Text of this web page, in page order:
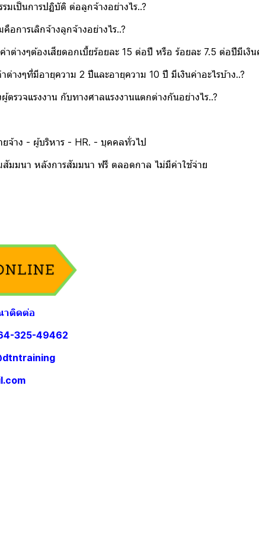
มเป็นการปฏิบัติ ต่อลูกจ้างอย่างไร..?
อการเลิกจ้างลูกจ้างอย่างไร..?
ต่างๆต้องเสียดอกเบี้ยร้อยละ 15 ต่อปี หรือ ร้อยละ 7.5 ต่อปีมีเงิน
ต่างๆที่มีอายุความ 2 ปีและอายุความ 10 ปี มีเงินค่าอะไรบ้าง..?
รวจแรงงาน กับทางศาลแรงงานแตกต่างกันอย่างไร..?
าง - ผู้บริหาร - HR. - บุคคลทั่วไป
มนา หลังการสัมมนา ฟรี ตลอดกาล ไม่มีค่าใช้จ่าย
าติดต่อ
325-49462